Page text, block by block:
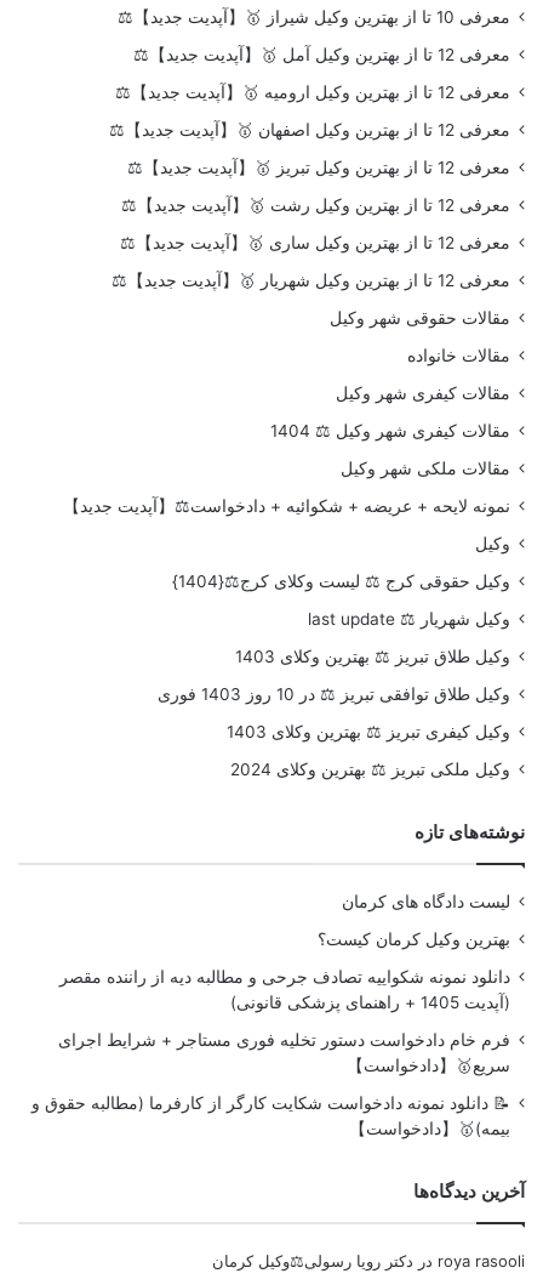
معرفی 10 تا از بهترین وکیل شیراز 🥇【آپدیت جدید】⚖️
معرفی 12 تا از بهترین وکیل آمل 🥇【آپدیت جدید】⚖️
معرفی 12 تا از بهترین وکیل ارومیه 🥇【آپدیت جدید】⚖️
معرفی 12 تا از بهترین وکیل اصفهان 🥇【آپدیت جدید】⚖️
معرفی 12 تا از بهترین وکیل تبریز 🥇【آپدیت جدید】⚖️
معرفی 12 تا از بهترین وکیل رشت 🥇【آپدیت جدید】⚖️
معرفی 12 تا از بهترین وکیل ساری 🥇【آپدیت جدید】⚖️
معرفی 12 تا از بهترین وکیل شهریار 🥇【آپدیت جدید】⚖️
مقالات حقوقی شهر وکیل
مقالات خانواده
مقالات کیفری شهر وکیل
مقالات کیفری شهر وکیل ⚖️ 1404
مقالات ملکی شهر وکیل
نمونه لایحه + عریضه + شکوائیه + دادخواست⚖️【آپدیت جدید】
وکیل
وکیل حقوقی کرج ⚖️ لیست وکلای کرج⚖️{1404}
وکیل شهریار ⚖️ last update
وکیل طلاق تبریز ⚖️ بهترین وکلای 1403
وکیل طلاق توافقی تبریز ⚖️ در 10 روز 1403 فوری
وکیل کیفری تبریز ⚖️ بهترین وکلای 1403
وکیل ملکی تبریز ⚖️ بهترین وکلای 2024
نوشته‌های تازه
لیست دادگاه های کرمان
بهترین وکیل کرمان کیست؟
دانلود نمونه شکواییه تصادف جرحی و مطالبه دیه از راننده مقصر
(آپدیت 1405 + راهنمای پزشکی قانونی)
فرم خام دادخواست دستور تخلیه فوری مستاجر + شرایط اجرای
سریع🥇【دادخواست】
📝 دانلود نمونه دادخواست شکایت کارگر از کارفرما (مطالبه حقوق و
بیمه)🥇【دادخواست】
آخرین دیدگاه‌ها
roya rasooli در دکتر رویا رسولی⚖️وکیل کرمان